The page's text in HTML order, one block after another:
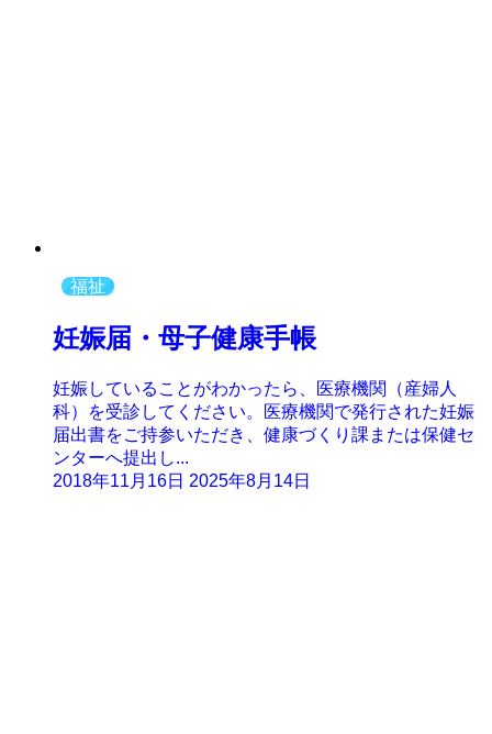
福祉
妊娠届・母子健康手帳
妊娠していることがわかったら、医療機関（産婦人
科）を受診してください。医療機関で発行された妊娠
届出書をご持参いただき、健康づくり課または保健セ
ンターへ提出し...
2018年11月16日 2025年8月14日